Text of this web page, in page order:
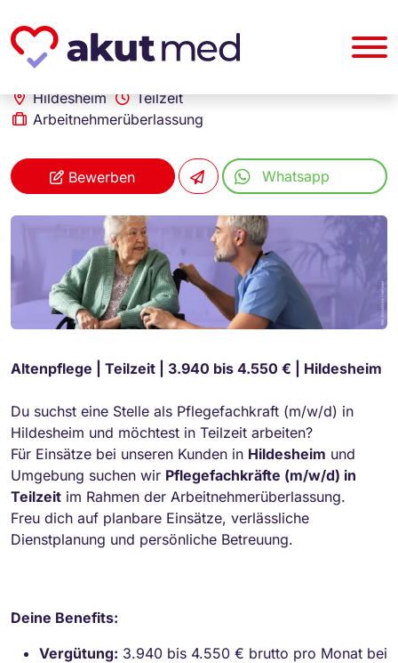
akut... Medizinische Personallogistik GmbH
Pflegefachkraft (m/w/d) in Teilzeit für stationäre Altenpflege in Hildesheim
Hildesheim
Teilzeit
Arbeitnehmerüberlassung
Bewerben Whatsapp
Altenpflege | Teilzeit | 3.940 bis 4.550 € | Hildesheim
Du suchst eine Stelle als Pflegefachkraft (m/w/d) in
Hildesheim und möchtest in Teilzeit arbeiten?
Für Einsätze bei unseren Kunden in Hildesheim und
Umgebung suchen wir Pflegefachkräfte (m/w/d) in
Teilzeit im Rahmen der Arbeitnehmerüberlassung.
Freu dich auf planbare Einsätze, verlässliche
Dienstplanung und persönliche Betreuung.
Deine Benefits:
Vergütung: 3.940 bis 4.550 € brutto pro Monat bei